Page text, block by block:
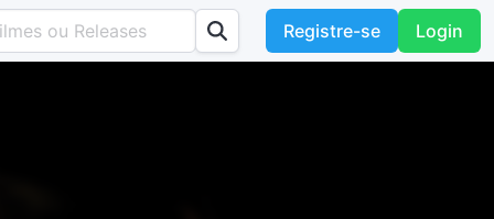
Registre-se Login